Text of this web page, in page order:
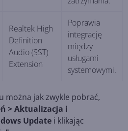
Realtek High
Definition
Audio (SST)
Extension
Poprawia
integrację
między
usługami
systemowymi.
można jak zwykle pobrać,
> Aktualizacja i
Update i klikając